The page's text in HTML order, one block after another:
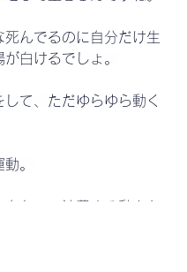
死んでるのに自分だけ生
白けるでしょ。
して、ただゆらゆら動く
。